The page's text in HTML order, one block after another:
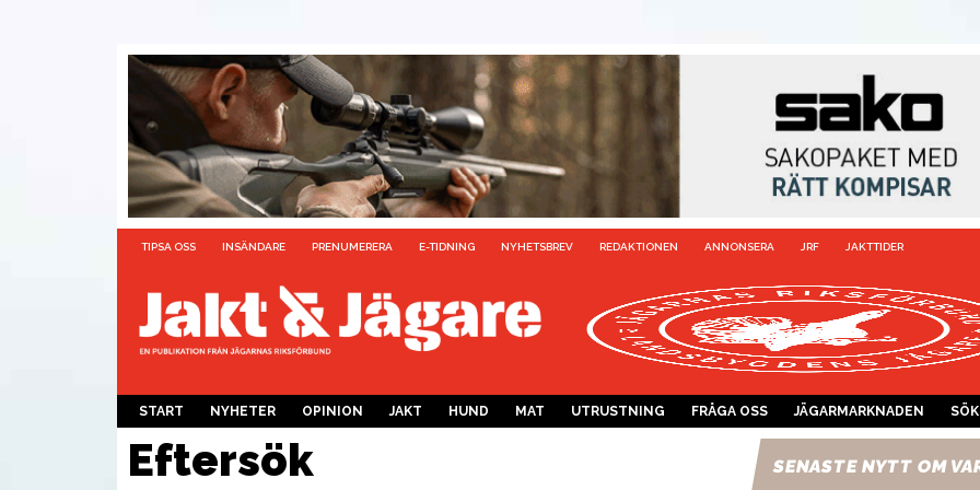
TIPSA OSS INSÄNDARE PRENUMERERA E-TIDNING NYHETSBREV REDAKTIONEN ANNONSERA JRF JAKTTIDER
START NYHETER OPINION JAKT HUND MAT UTRUSTNING FRÅGA OSS JÄGARMARKNADEN SÖK
Eftersök SENASTE NYTT OM